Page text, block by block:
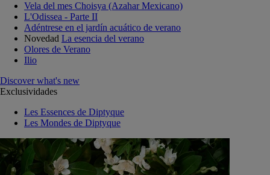
Vela del mes Choisya (Azahar Mexicano)
L'Odissea - Parte II
Adéntrese en el jardín acuático de verano
Novedad La esencia del verano
Olores de Verano
Ilio
Discover what's new
Exclusividades
Les Essences de Diptyque
Les Mondes de Diptyque